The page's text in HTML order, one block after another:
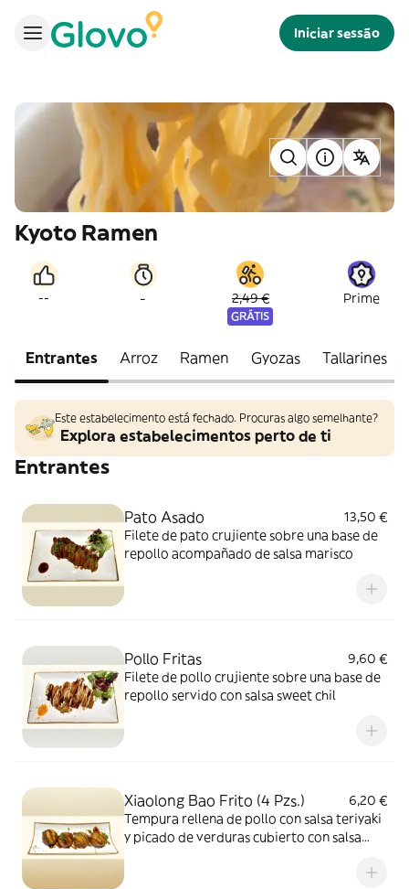
Iniciar sessão
Kyoto Ramen
-- - 2,49 €
GRÁTIS
Prime
Entrantes Arroz Ramen Gyozas Tallarines
Este estabelecimento está fechado. Procuras algo semelhante?
Explora estabelecimentos perto de ti
Entrantes
Pato Asado
13,50 €
Filete de pato crujiente sobre una base de
repollo acompañado de salsa marisco
Pollo Fritas
9,60 €
Filete de pollo crujiente sobre una base de
repollo servido con salsa sweet chil
Xiaolong Bao Frito (4 Pzs.)
6,20 €
Tempura rellena de pollo con salsa teriyaki
y picado de verduras cubierto con salsa